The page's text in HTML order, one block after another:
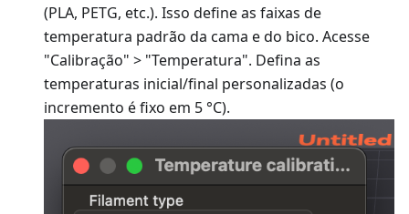
(PLA, PETG, etc.). Isso define as faixas de
temperatura padrão da cama e do bico. Acesse
"Calibração" > "Temperatura". Defina as
temperaturas inicial/final personalizadas (o
incremento é fixo em 5 °C).